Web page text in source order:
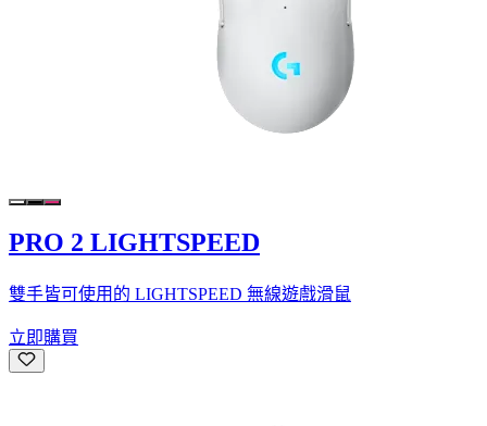
PRO 2 LIGHTSPEED
雙手皆可使用的 LIGHTSPEED 無線遊戲滑鼠
立即購買